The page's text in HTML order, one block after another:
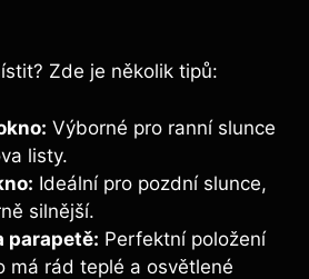
Zde je několik tipů:
Výborné pro ranní slunce
listy.
Ideální pro pozdní slunce,
silnější.
parapetě: Perfektní položení
má rád teplé a osvětlené